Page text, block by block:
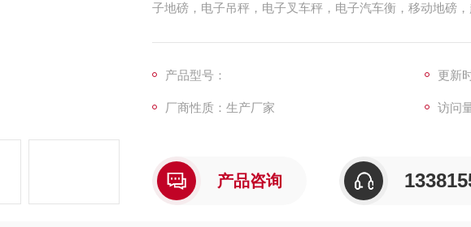
子地磅，电子吊秤，电子叉车秤，电子汽车衡，移动地磅
产品型号：
更新
厂商性质：生产厂家 访问
产品咨询